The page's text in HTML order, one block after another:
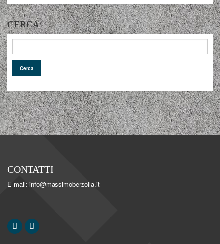
CERCA
CONTATTI
E-mail: info@massimoberzolla.it